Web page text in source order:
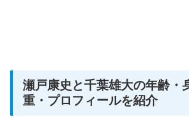
瀬戸康史と千葉雄大の年齢・
重・プロフィールを紹介